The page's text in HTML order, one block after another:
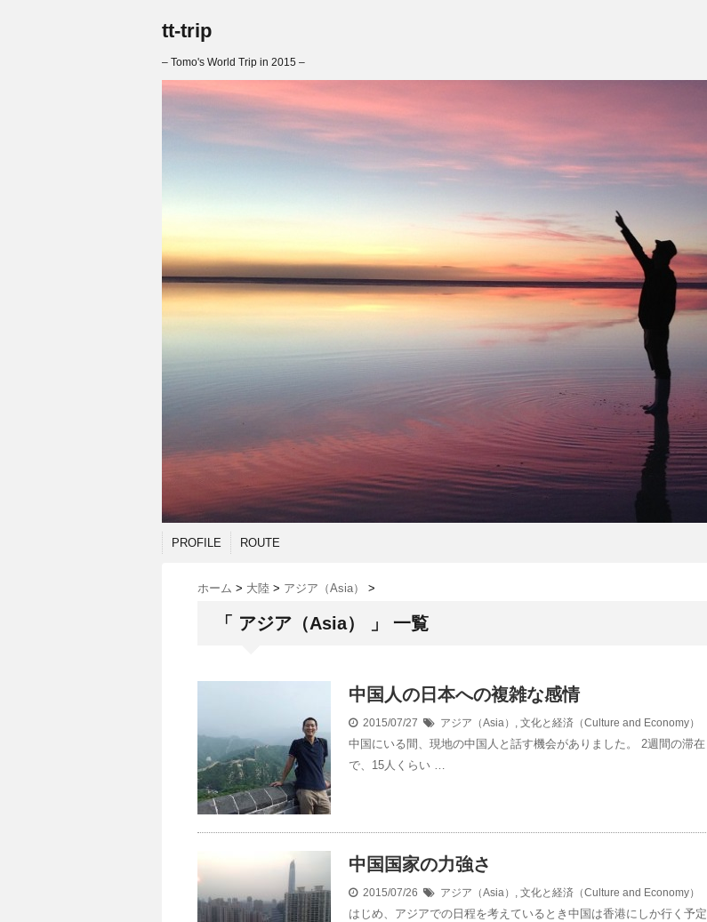
tt-trip
– Tomo's World Trip in 2015 –
PROFILE ROUTE
ホーム > 大陸 > アジア（Asia） >
「 アジア（Asia） 」 一覧
中国人の日本への複雑な感情
2015/07/27 アジア（Asia） , 文化と経済（Culture and Economy）
中国にいる間、現地の中国人と話す機会がありました。 2週間の滞在
で、15人くらい …
中国国家の力強さ
2015/07/26 アジア（Asia） , 文化と経済（Culture and Economy）
はじめ、アジアでの日程を考えているとき中国は香港にしか行く予定